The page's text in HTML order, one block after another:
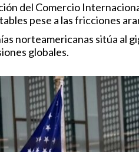
del Comercio
pese a las fricciones
norteamericanas sitúa al
globales.